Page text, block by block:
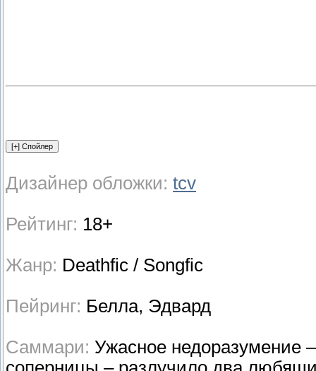
Дизайнер обложки: tcv
Рейтинг: 18+
Жанр: Deathfic / Songfic
Пейринг: Белла, Эдвард
Саммари: Ужасное недоразумение